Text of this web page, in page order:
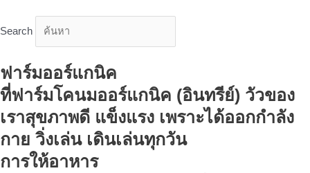
Search
ฟาร์มออร์แกนิค
ที่ฟาร์มโคนมออร์แกนิค (อินทรีย์) วัวของ
เราสุขภาพดี แข็งแรง เพราะได้ออกกำลัง
กาย วิ่งเล่น เดินเล่นทุกวัน
การให้อาหาร